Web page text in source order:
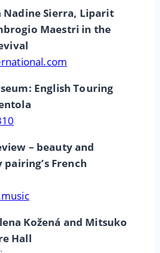
Nadine Sierra, Liparit
Maestri in the
English Touring
– beauty and
French
Kožená and Mitsuko
Hall